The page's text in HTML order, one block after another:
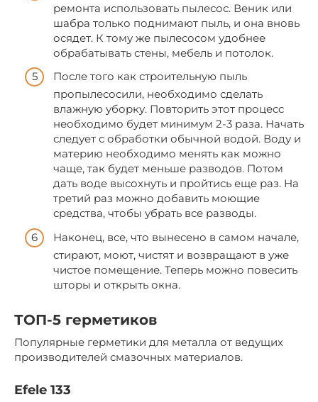
ремонта использовать пылесос. Веник или
шабра только поднимают пыль, и она вновь
осядет. К тому же пылесосом удобнее
обрабатывать стены, мебель и потолок.
После того как строительную пыль
пропылесосили, необходимо сделать
влажную уборку. Повторить этот процесс
необходимо будет минимум 2-3 раза. Начать
следует с обработки обычной водой. Воду и
материю необходимо менять как можно
чаще, так будет меньше разводов. Потом
дать воде высохнуть и пройтись еще раз. На
третий раз можно добавить моющие
средства, чтобы убрать все разводы.
Наконец, все, что вынесено в самом начале,
стирают, моют, чистят и возвращают в уже
чистое помещение. Теперь можно повесить
шторы и открыть окна.
ТОП-5 герметиков
Популярные герметики для металла от ведущих
производителей смазочных материалов.
Efele 133